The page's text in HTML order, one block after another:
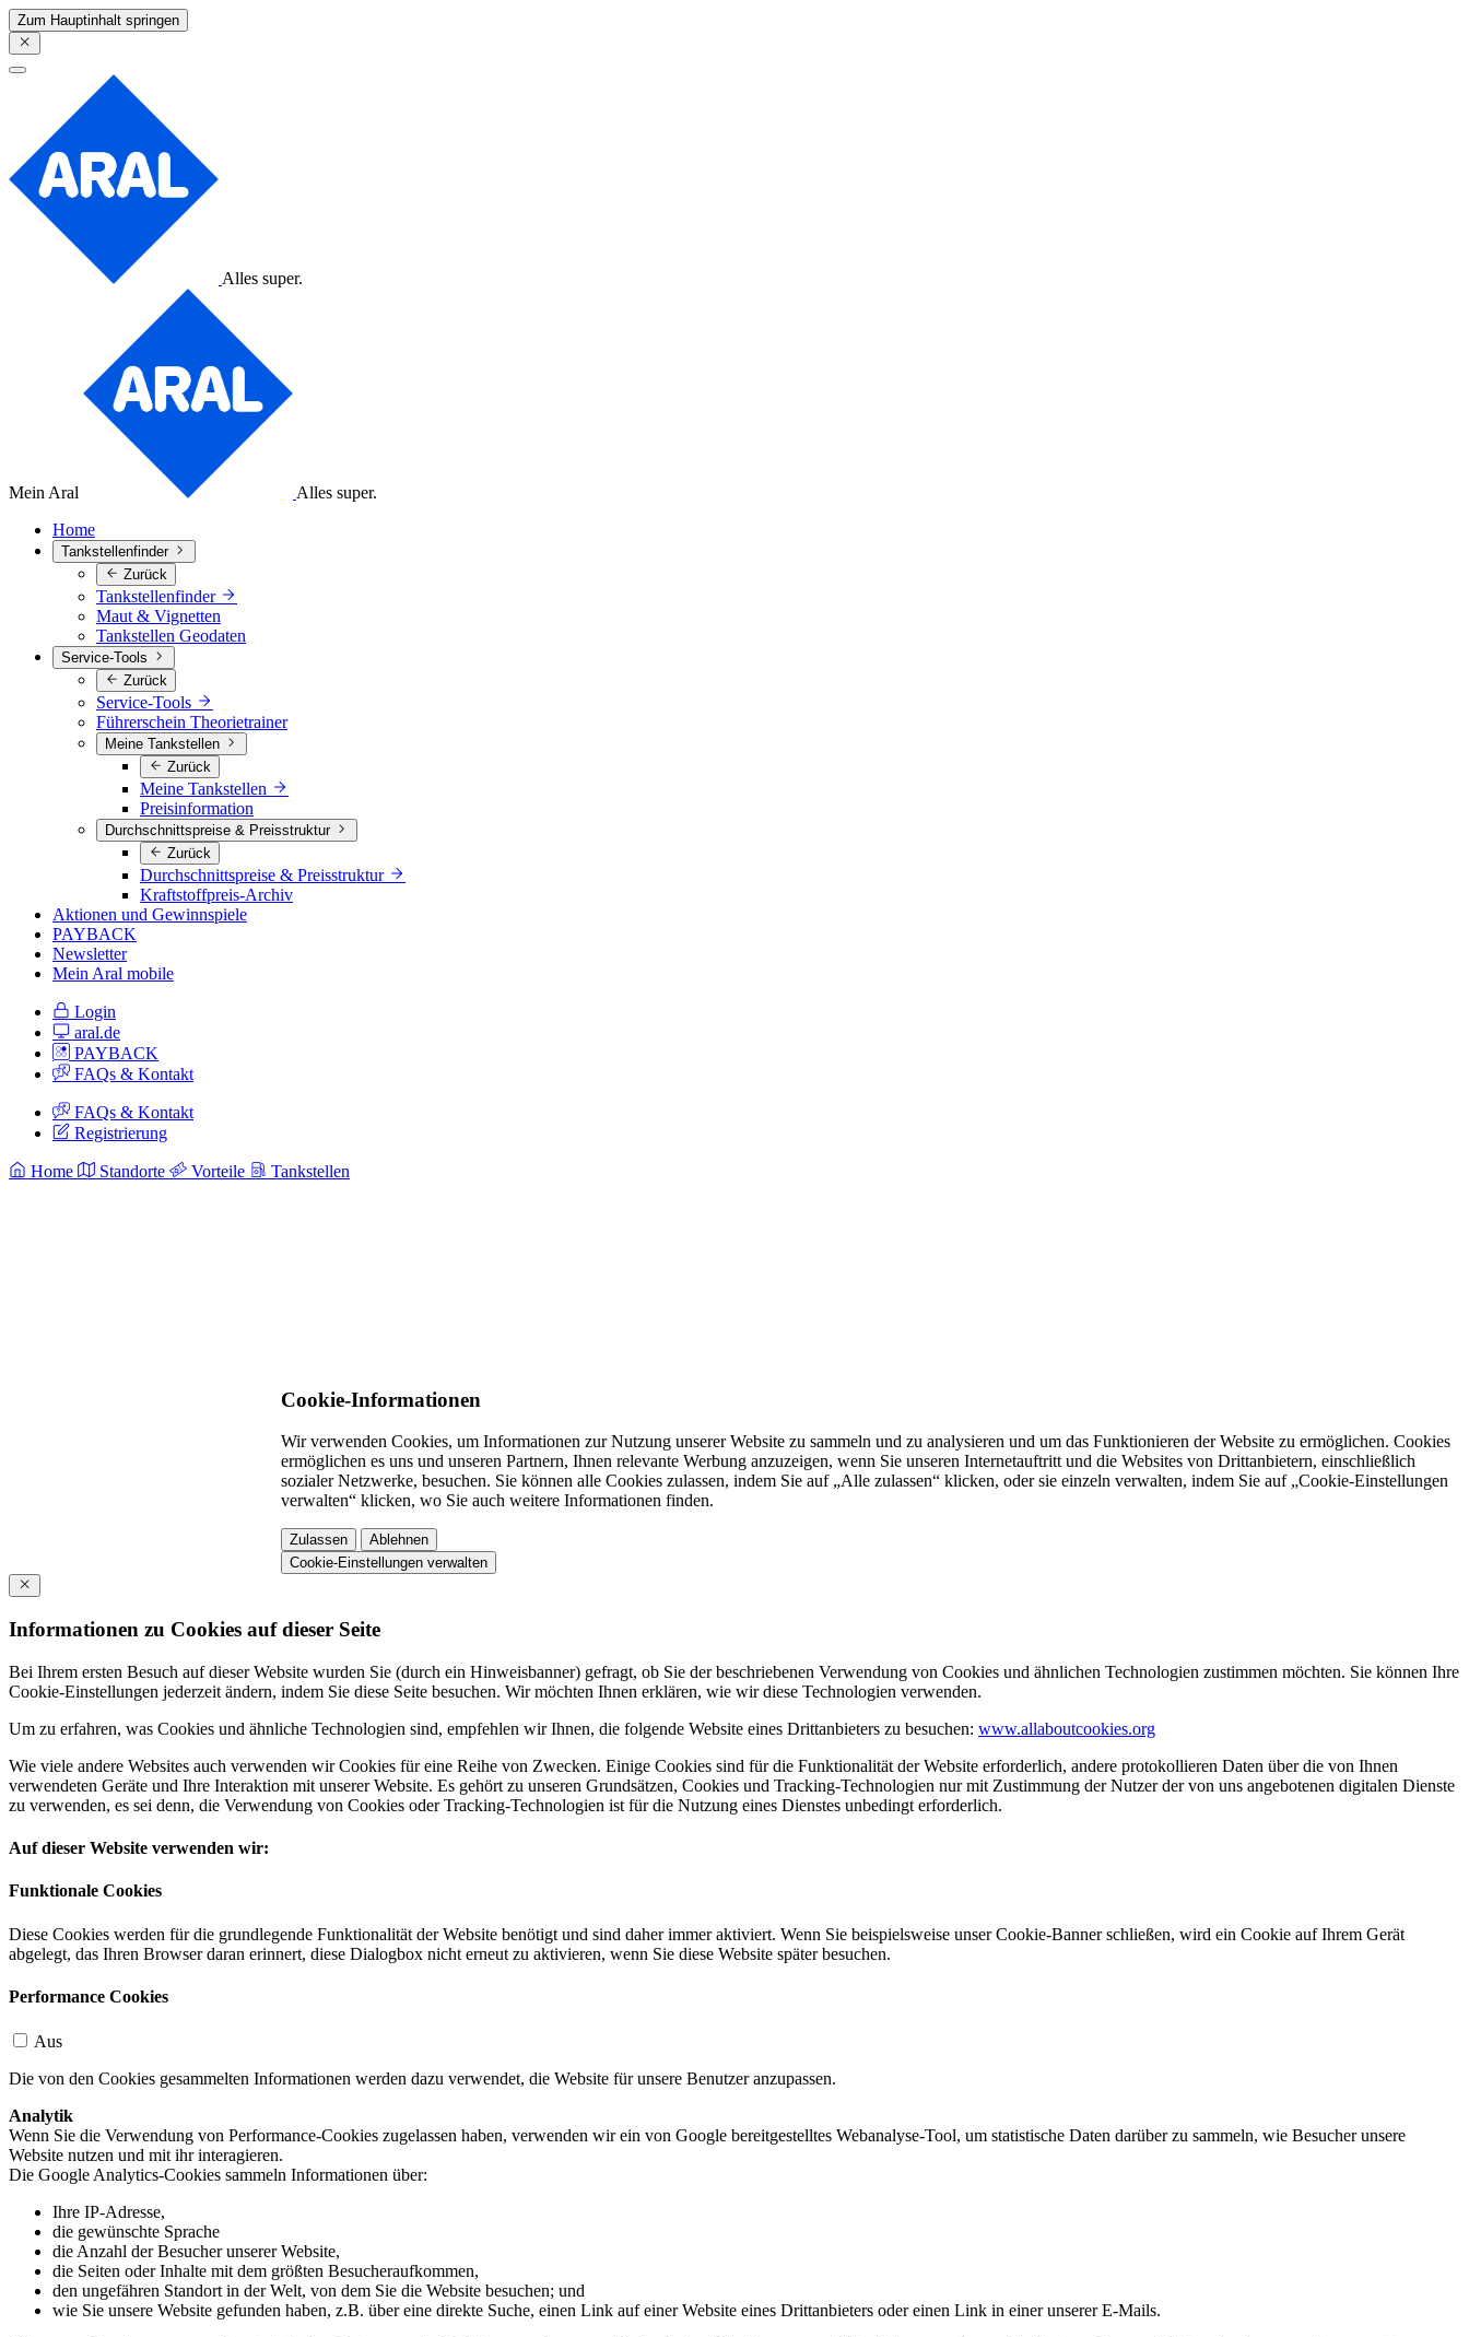
Zum Hauptinhalt springen
Alles super.
Mein Aral
Alles super.
Home
Tankstellenfinder
Zurück
Tankstellenfinder
Maut & Vignetten
Tankstellen Geodaten
Service-Tools
Zurück
Service-Tools
Führerschein Theorietrainer
Meine Tankstellen
Zurück
Meine Tankstellen
Preisinformation
Durchschnittspreise & Preisstruktur
Zurück
Durchschnittspreise & Preisstruktur
Kraftstoffpreis-Archiv
Aktionen und Gewinnspiele
PAYBACK
Newsletter
Mein Aral mobile
Login
aral.de
PAYBACK
FAQs & Kontakt
FAQs & Kontakt
Registrierung
Home Standorte Vorteile Tankstellen
Cookie-Informationen
Wir verwenden Cookies, um Informationen zur Nutzung unserer Website zu sammeln und zu analysieren und um das Funktionieren der Website zu ermöglichen. Cookies
ermöglichen es uns und unseren Partnern, Ihnen relevante Werbung anzuzeigen, wenn Sie unseren Internetauftritt und die Websites von Drittanbietern, einschließlich
sozialer Netzwerke, besuchen. Sie können alle Cookies zulassen, indem Sie auf „Alle zulassen“ klicken, oder sie einzeln verwalten, indem Sie auf „Cookie-Einstellungen
verwalten“ klicken, wo Sie auch weitere Informationen finden.
Zulassen
Ablehnen
Cookie-Einstellungen verwalten
Informationen zu Cookies auf dieser Seite
Bei Ihrem ersten Besuch auf dieser Website wurden Sie (durch ein Hinweisbanner) gefragt, ob Sie der beschriebenen Verwendung von Cookies und ähnlichen Technologien zustimmen möchten. Sie können Ihre
Cookie-Einstellungen jederzeit ändern, indem Sie diese Seite besuchen. Wir möchten Ihnen erklären, wie wir diese Technologien verwenden.
Um zu erfahren, was Cookies und ähnliche Technologien sind, empfehlen wir Ihnen, die folgende Website eines Drittanbieters zu besuchen: www.allaboutcookies.org
Wie viele andere Websites auch verwenden wir Cookies für eine Reihe von Zwecken. Einige Cookies sind für die Funktionalität der Website erforderlich, andere protokollieren Daten über die von Ihnen
verwendeten Geräte und Ihre Interaktion mit unserer Website. Es gehört zu unseren Grundsätzen, Cookies und Tracking-Technologien nur mit Zustimmung der Nutzer der von uns angebotenen digitalen Dienste
zu verwenden, es sei denn, die Verwendung von Cookies oder Tracking-Technologien ist für die Nutzung eines Dienstes unbedingt erforderlich.
Auf dieser Website verwenden wir:
Funktionale Cookies
Diese Cookies werden für die grundlegende Funktionalität der Website benötigt und sind daher immer aktiviert. Wenn Sie beispielsweise unser Cookie-Banner schließen, wird ein Cookie auf Ihrem Gerät
abgelegt, das Ihren Browser daran erinnert, diese Dialogbox nicht erneut zu aktivieren, wenn Sie diese Website später besuchen.
Performance Cookies
Aus
Die von den Cookies gesammelten Informationen werden dazu verwendet, die Website für unsere Benutzer anzupassen.
Analytik
Wenn Sie die Verwendung von Performance-Cookies zugelassen haben, verwenden wir ein von Google bereitgestelltes Webanalyse-Tool, um statistische Daten darüber zu sammeln, wie Besucher unsere
Website nutzen und mit ihr interagieren.
Die Google Analytics-Cookies sammeln Informationen über:
Ihre IP-Adresse,
die gewünschte Sprache
die Anzahl der Besucher unserer Website,
die Seiten oder Inhalte mit dem größten Besucheraufkommen,
den ungefähren Standort in der Welt, von dem Sie die Website besuchen; und
wie Sie unsere Website gefunden haben, z.B. über eine direkte Suche, einen Link auf einer Website eines Drittanbieters oder einen Link in einer unserer E-Mails.